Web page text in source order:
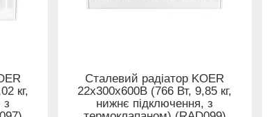
кг,
з
Сталевий радіатор KOER
22x300x600B (766 Вт, 9,85 кг,
нижнє підключення, з